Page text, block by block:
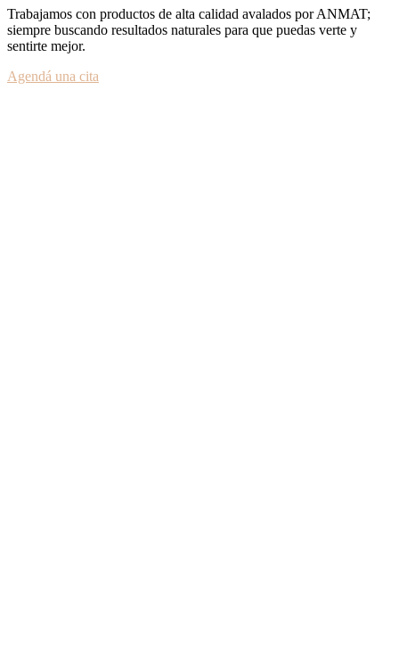
Trabajamos con productos de alta calidad avalados por ANMAT;
siempre buscando resultados naturales para que puedas verte y
sentirte mejor.
Agendá una cita